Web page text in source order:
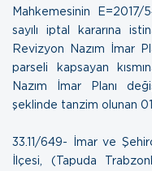
Mahkemesinin
sayılı iptal kararına
Revizyon Nazım İmar
parseli kapsayan
Nazım İmar Planı
şeklinde tanzim olunan
33.11/649- İmar ve
İlçesi, (Tapuda